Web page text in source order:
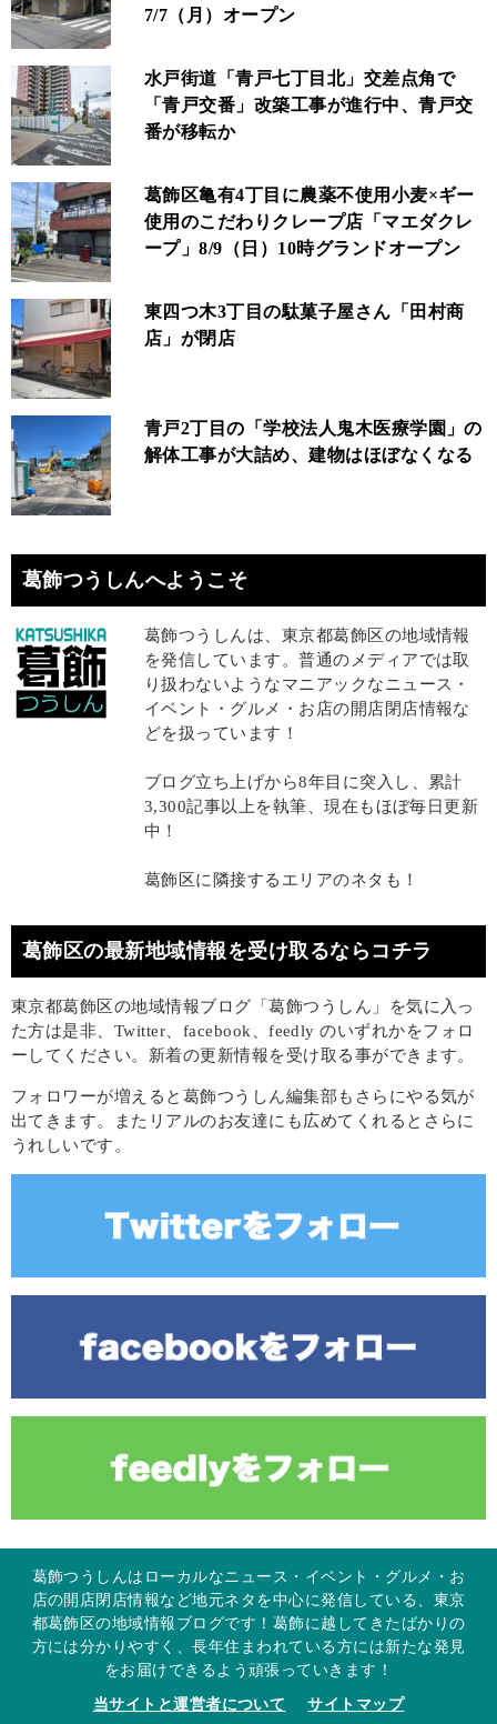
7/7（月）オープン
水戸街道「青戸七丁目北」交差点角で
「青戸交番」改築工事が進行中、青戸交
番が移転か
葛飾区亀有4丁目に農薬不使用小麦×ギー
使用のこだわりクレープ店「マエダクレ
ープ」8/9（日）10時グランドオープン
東四つ木3丁目の駄菓子屋さん「田村商
店」が閉店
青戸2丁目の「学校法人鬼木医療学園」の
解体工事が大詰め、建物はほぼなくなる
葛飾つうしんへようこそ
葛飾つうしんは、東京都葛飾区の地域情報
を発信しています。普通のメディアでは取
り扱わないようなマニアックなニュース・
イベント・グルメ・お店の開店閉店情報な
どを扱っています！
ブログ立ち上げから8年目に突入し、累計
3,300記事以上を執筆、現在もほぼ毎日更新
中！
葛飾区に隣接するエリアのネタも！
葛飾区の最新地域情報を受け取るならコチラ
東京都葛飾区の地域情報ブログ「葛飾つうしん」を気に入っ
た方は是非、Twitter、facebook、feedly のいずれかをフォロ
ーしてください。新着の更新情報を受け取る事ができます。
フォロワーが増えると葛飾つうしん編集部もさらにやる気が
出てきます。またリアルのお友達にも広めてくれるとさらに
うれしいです。
葛飾つうしんはローカルなニュース・イベント・グルメ・お
店の開店閉店情報など地元ネタを中心に発信している、東京
都葛飾区の地域情報ブログです！葛飾に越してきたばかりの
方には分かりやすく、長年住まわれている方には新たな発見
をお届けできるよう頑張っていきます！
当サイトと運営者について サイトマップ